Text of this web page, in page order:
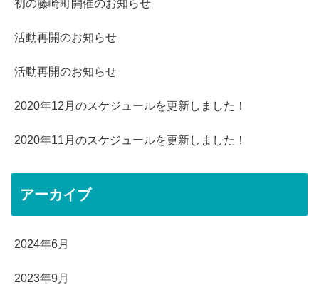
初の藤崎町開催のお知らせ
活動再開のお知らせ
活動再開のお知らせ
2020年12月のスケジュールを更新しました！
2020年11月のスケジュールを更新しました！
アーカイブ
2024年6月
2023年9月